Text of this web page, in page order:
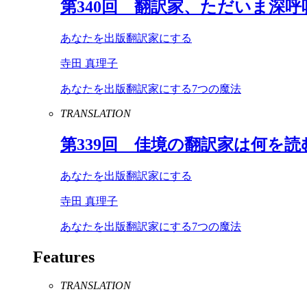
第340回 翻訳家、ただいま深呼
あなたを出版翻訳家にする
寺田 真理子
あなたを出版翻訳家にする7つの魔法
TRANSLATION
第339回 佳境の翻訳家は何を読
あなたを出版翻訳家にする
寺田 真理子
あなたを出版翻訳家にする7つの魔法
Features
TRANSLATION